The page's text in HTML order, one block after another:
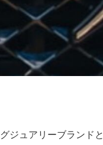
ジュアリーブランド